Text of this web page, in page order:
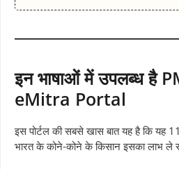
इन भाषाओं में उपलब्ध है
eMitra Portal
इस पोर्टल की सबसे खास बात यह है कि यह
भारत के कोने-कोने के किसान इसका लाभ ले